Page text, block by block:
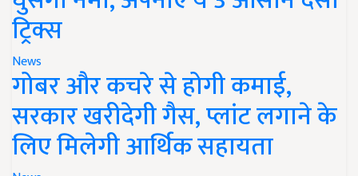
ट्रिक्स
News
गोबर और कचरे से होगी कमाई,
सरकार खरीदेगी गैस, प्लांट लगाने के
लिए मिलेगी आर्थिक सहायता